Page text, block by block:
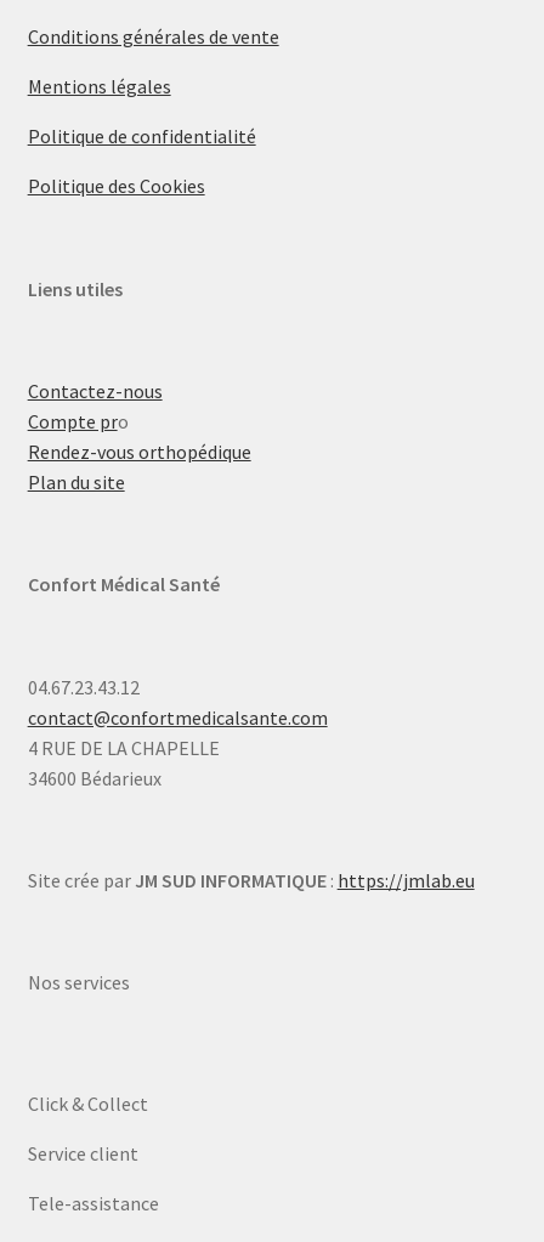
Conditions générales de vente
Mentions légales
Politique de confidentialité
Politique des Cookies
Liens utiles
Contactez-nous
Compte pro
Rendez-vous orthopédique
Plan du site
Confort Médical Santé
04.67.23.43.12
contact@confortmedicalsante.com
4 RUE DE LA CHAPELLE
34600 Bédarieux
Site crée par JM SUD INFORMATIQUE: https://jmlab.eu
Nos services
Click & Collect
Service client
Tele-assistance